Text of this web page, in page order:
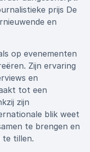
prijs De
en
op evenementen
Zijn ervaring
en
tot een
zijn
blik weet
te brengen en
te tillen.